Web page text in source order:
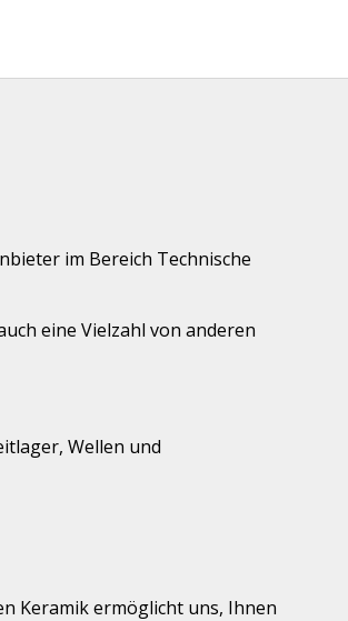
im Bereich Technische
eine Vielzahl von anderen
Wellen und
Keramik ermöglicht uns, Ihnen